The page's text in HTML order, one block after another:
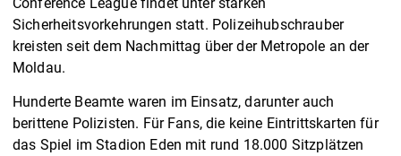
Sicherheitsvorkehrungen statt. Polizeihubschrauber
kreisten seit dem Nachmittag über der Metropole an der
Moldau.
Hunderte Beamte waren im Einsatz, darunter auch
berittene Polizisten. Für Fans, die keine Eintrittskarten für
das Spiel im Stadion Eden mit rund 18.000 Sitzplätzen